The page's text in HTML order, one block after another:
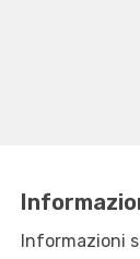
Informazioni